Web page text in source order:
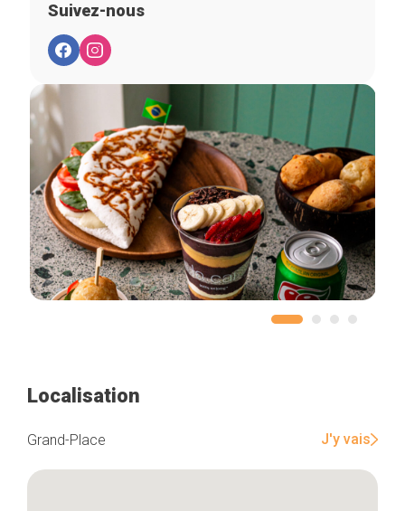
Suivez-nous
Localisation
Grand-Place J'y vais